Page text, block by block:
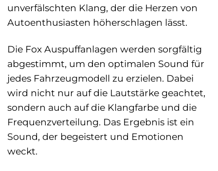
unverfälschten Klang, der die Herzen von
Autoenthusiasten höherschlagen lässt.
Die Fox Auspuffanlagen werden sorgfältig
abgestimmt, um den optimalen Sound für
jedes Fahrzeugmodell zu erzielen. Dabei
wird nicht nur auf die Lautstärke geachtet,
sondern auch auf die Klangfarbe und die
Frequenzverteilung. Das Ergebnis ist ein
Sound, der begeistert und Emotionen
weckt.